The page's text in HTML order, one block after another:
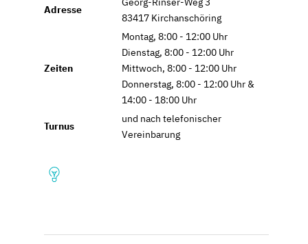
Adresse
83417 Kirchanschöring
Zeiten
Montag, 8:00 - 12:00 Uhr
Dienstag, 8:00 - 12:00 Uhr
Mittwoch, 8:00 - 12:00 Uhr
Donnerstag, 8:00 - 12:00 Uhr &
14:00 - 18:00 Uhr
Turnus
und nach telefonischer
Vereinbarung